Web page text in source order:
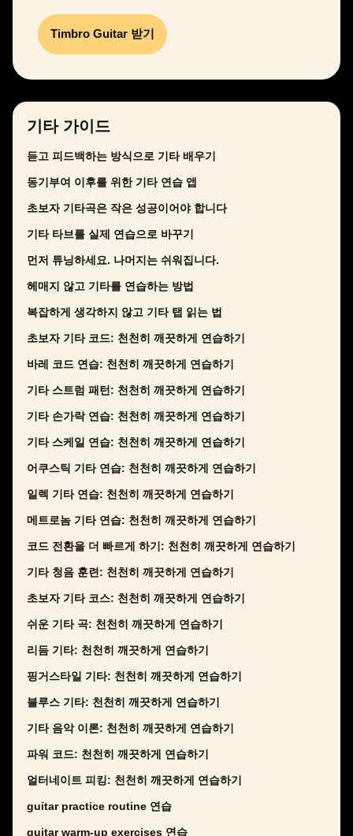
Timbro Guitar 받기
기타 가이드
듣고 피드백하는 방식으로 기타 배우기
동기부여 이후를 위한 기타 연습 앱
초보자 기타곡은 작은 성공이어야 합니다
기타 타브를 실제 연습으로 바꾸기
먼저 튜닝하세요. 나머지는 쉬워집니다.
헤매지 않고 기타를 연습하는 방법
복잡하게 생각하지 않고 기타 탭 읽는 법
초보자 기타 코드: 천천히 깨끗하게 연습하기
바레 코드 연습: 천천히 깨끗하게 연습하기
기타 스트럼 패턴: 천천히 깨끗하게 연습하기
기타 손가락 연습: 천천히 깨끗하게 연습하기
기타 스케일 연습: 천천히 깨끗하게 연습하기
어쿠스틱 기타 연습: 천천히 깨끗하게 연습하기
일렉 기타 연습: 천천히 깨끗하게 연습하기
메트로놈 기타 연습: 천천히 깨끗하게 연습하기
코드 전환을 더 빠르게 하기: 천천히 깨끗하게 연습하기
기타 청음 훈련: 천천히 깨끗하게 연습하기
초보자 기타 코스: 천천히 깨끗하게 연습하기
쉬운 기타 곡: 천천히 깨끗하게 연습하기
리듬 기타: 천천히 깨끗하게 연습하기
핑거스타일 기타: 천천히 깨끗하게 연습하기
블루스 기타: 천천히 깨끗하게 연습하기
기타 음악 이론: 천천히 깨끗하게 연습하기
파워 코드: 천천히 깨끗하게 연습하기
얼터네이트 피킹: 천천히 깨끗하게 연습하기
guitar practice routine 연습
guitar warm-up exercises 연습